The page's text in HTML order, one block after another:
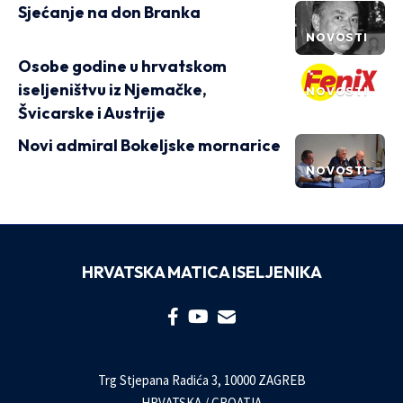
NOVOSTI
Sjećanje na don Branka
NOVOSTI
Osobe godine u hrvatskom
iseljeništvu iz Njemačke,
Švicarske i Austrije
NOVOSTI
Novi admiral Bokeljske mornarice
HRVATSKA MATICA ISELJENIKA
Trg Stjepana Radića 3, 10000 ZAGREB